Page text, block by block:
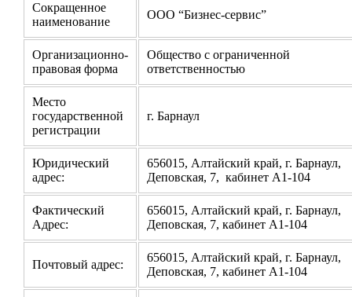
Сокращенное
наименование
ООО “Бизнес-сервис”
Организационно-
правовая форма
Общество с ограниченной
ответственностью
Место
государственной
регистрации
г. Барнаул
Юридический
адрес:
656015, Алтайский край, г. Барнаул,
Деповская, 7, кабинет А1-104
Фактический
Адрес:
656015, Алтайский край, г. Барнаул,
Деповская, 7, кабинет А1-104
Почтовый адрес:
656015, Алтайский край, г. Барнаул,
Деповская, 7, кабинет А1-104